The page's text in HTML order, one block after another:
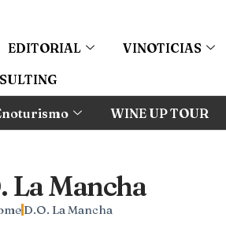
EDITORIAL VINOTICIAS
WINE UP TOUR
La Mancha
D.O. La Mancha